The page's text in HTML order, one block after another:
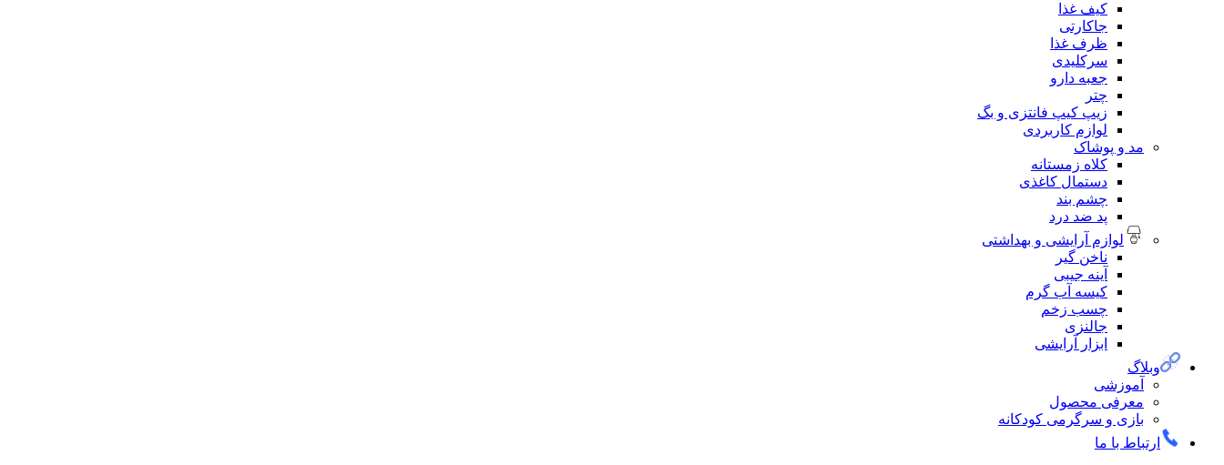
کیف غذا
جاکارتی
ظرف غذا
سرکلیدی
جعبه دارو
چتر
زیپ کیپ فانتزی و بگ
لوازم کاربردی
مد و پوشاک
کلاه زمستانه
دستمال کاغذی
چشم بند
پد ضد درد
لوازم آرایشی و بهداشتی
ناخن گیر
آینه جیبی
کیسه آب گرم
چسب زخم
جالنزی
ابزار آرایشی
وبلاگ
آموزشی
معرفی محصول
بازی و سرگرمی کودکانه
ارتباط با ما